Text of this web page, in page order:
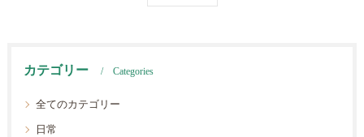
カテゴリー Categories
全てのカテゴリー
日常